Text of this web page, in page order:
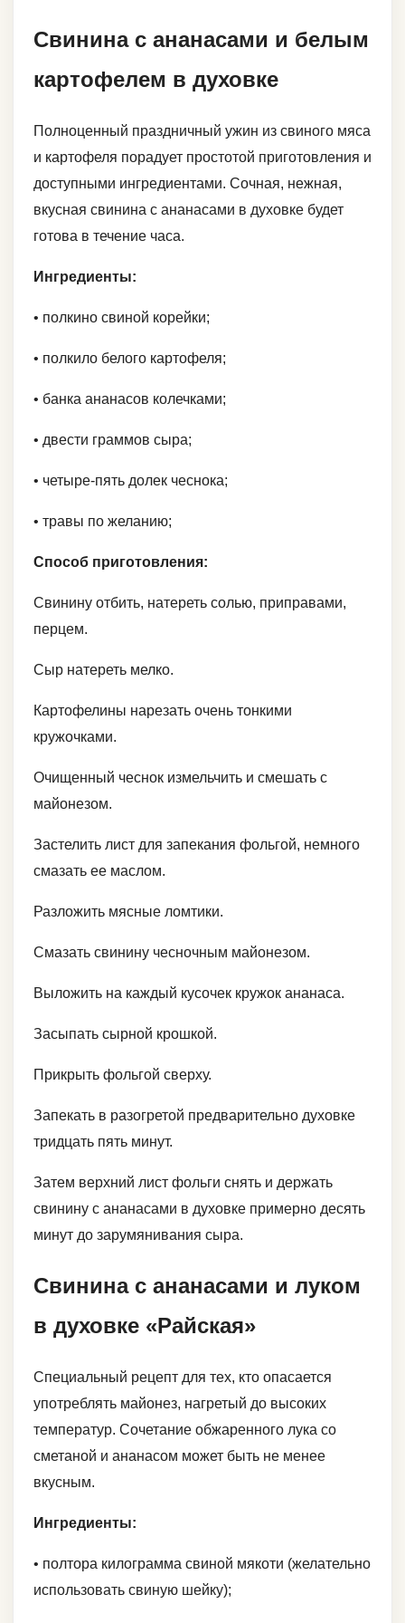
Свинина с ананасами и белым
картофелем в духовке
Полноценный праздничный ужин из свиного мяса
и картофеля порадует простотой приготовления и
доступными ингредиентами. Сочная, нежная,
вкусная свинина с ананасами в духовке будет
готова в течение часа.
Ингредиенты:
• полкино свиной корейки;
• полкило белого картофеля;
• банка ананасов колечками;
• двести граммов сыра;
• четыре-пять долек чеснока;
• травы по желанию;
Способ приготовления:
Свинину отбить, натереть солью, приправами,
перцем.
Сыр натереть мелко.
Картофелины нарезать очень тонкими
кружочками.
Очищенный чеснок измельчить и смешать с
майонезом.
Застелить лист для запекания фольгой, немного
смазать ее маслом.
Разложить мясные ломтики.
Смазать свинину чесночным майонезом.
Выложить на каждый кусочек кружок ананаса.
Засыпать сырной крошкой.
Прикрыть фольгой сверху.
Запекать в разогретой предварительно духовке
тридцать пять минут.
Затем верхний лист фольги снять и держать
свинину с ананасами в духовке примерно десять
минут до зарумянивания сыра.
Свинина с ананасами и луком
в духовке «Райская»
Специальный рецепт для тех, кто опасается
употреблять майонез, нагретый до высоких
температур. Сочетание обжаренного лука со
сметаной и ананасом может быть не менее
вкусным.
Ингредиенты:
• полтора килограмма свиной мякоти (желательно
использовать свиную шейку);